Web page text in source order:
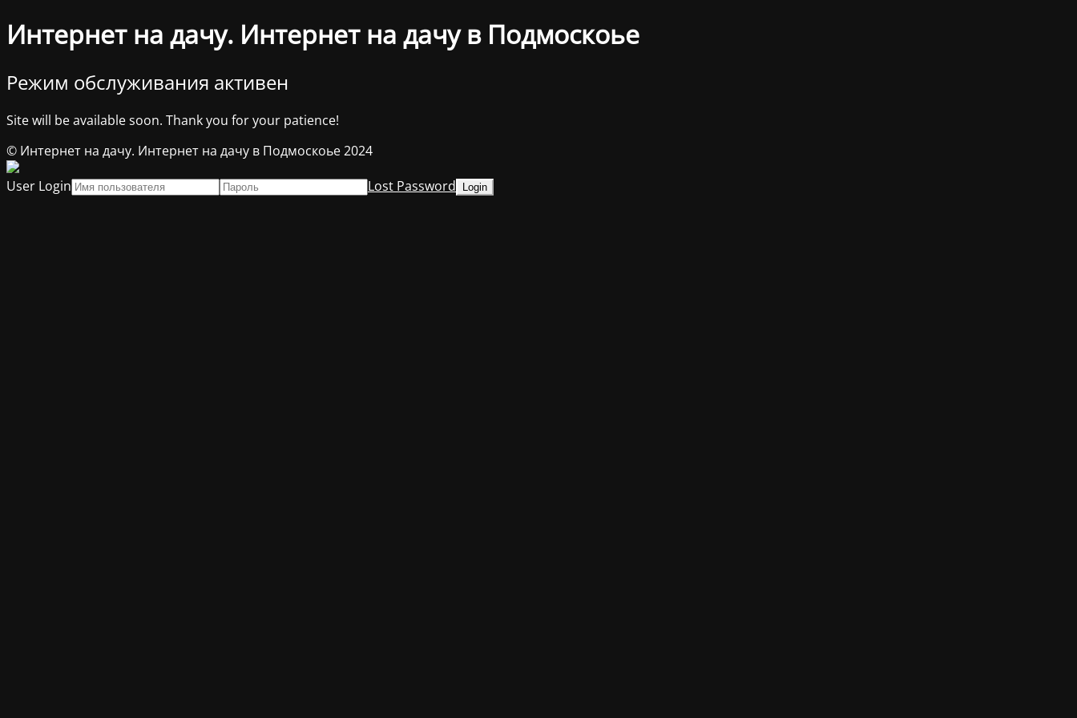
Интернет на дачу. Интернет на дачу в Подмоскоье
Режим обслуживания активен
Site will be available soon. Thank you for your patience!
© Интернет на дачу. Интернет на дачу в Подмоскоье 2024
User Login
Lost Password